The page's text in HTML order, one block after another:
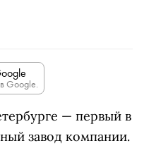
Google.
— первый в
завод компании.